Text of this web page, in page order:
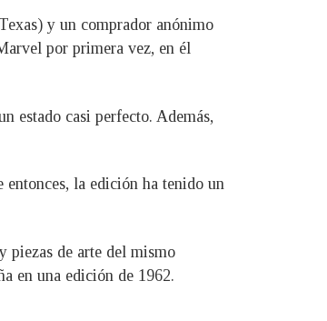
y un comprador anónimo
por primera vez, en él
estado casi perfecto. Además,
la edición ha tenido un
piezas de arte del mismo
en una edición de 1962.